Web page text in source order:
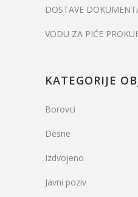
DOSTAVE
VODU ZA PIĆE
KATEGORIJE
Borovci
Desne
Izdvojeno
Javni poziv